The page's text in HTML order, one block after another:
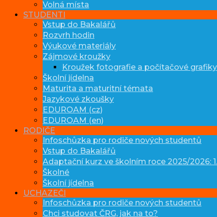
Volná místa
STUDENTI
Vstup do Bakalářů
Rozvrh hodin
Výukové materiály
Zájmové kroužky
Kroužek fotografie a počítačové grafiky
Školní jídelna
Maturita a maturitní témata
Jazykové zkoušky
EDUROAM (cz)
EDUROAM (en)
RODIČE
Infoschůzka pro rodiče nových studentů
Vstup do Bakalářů
Adaptační kurz ve školním roce 2025/2026:
Školné
Školní jídelna
UCHAZEČI
Infoschůzka pro rodiče nových studentů
Chci studovat ČRG, jak na to?